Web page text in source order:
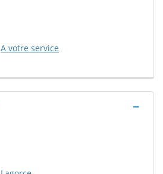
A votre service